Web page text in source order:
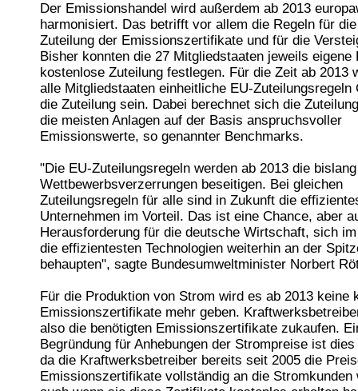
Der Emissionshandel wird außerdem ab 2013
harmonisiert. Das betrifft vor allem die Regeln für
Zuteilung der Emissionszertifikate und für die
Bisher konnten die 27 Mitgliedstaaten jeweils eigene
kostenlose Zuteilung festlegen. Für die Zeit ab 2013
alle Mitgliedstaaten einheitliche EU-Zuteilungsregeln
die Zuteilung sein. Dabei berechnet sich die
die meisten Anlagen auf der Basis anspruchsvoller
Emissionswerte, so genannter Benchmarks.
"Die EU-Zuteilungsregeln werden ab 2013 die
Wettbewerbsverzerrungen beseitigen. Bei gleichen
Zuteilungsregeln für alle sind in Zukunft die
Unternehmen im Vorteil. Das ist eine Chance, aber
Herausforderung für die deutsche Wirtschaft, sich
die effizientesten Technologien weiterhin an der
behaupten", sagte Bundesumweltminister Norbert
Für die Produktion von Strom wird es ab 2013 keine
Emissionszertifikate mehr geben.
also die benötigten Emissionszertifikate zukaufen.
Begründung für Anhebungen der Strompreise ist
da die Kraftwerksbetreiber bereits seit 2005 die
Emissionszertifikate vollständig an die Stromkunden